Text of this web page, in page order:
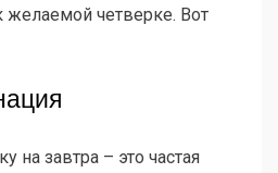
желаемой четверке. Вот
на завтра – это частая